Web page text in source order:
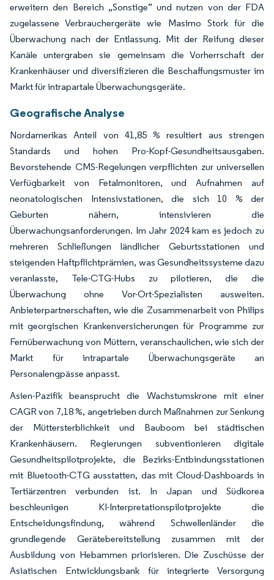
erweitern den Bereich „Sonstige” und nutzen von der FDA
zugelassene Verbrauchergeräte wie Masimo Stork für die
Überwachung nach der Entlassung. Mit der Reifung dieser
Kanäle untergraben sie gemeinsam die Vorherrschaft der
Krankenhäuser und diversifizieren die Beschaffungsmuster im
Markt für intrapartale Überwachungsgeräte.
Geografische Analyse
Nordamerikas Anteil von 41,85 % resultiert aus strengen
Standards und hohen Pro-Kopf-Gesundheitsausgaben.
Bevorstehende CMS-Regelungen verpflichten zur universellen
Verfügbarkeit von Fetalmonitoren, und Aufnahmen auf
neonatologischen Intensivstationen, die sich 10 % der
Geburten nähern, intensivieren die
Überwachungsanforderungen. Im Jahr 2024 kam es jedoch zu
mehreren Schließungen ländlicher Geburtsstationen und
steigenden Haftpflichtprämien, was Gesundheitssysteme dazu
veranlasste, Tele-CTG-Hubs zu pilotieren, die die
Überwachung ohne Vor-Ort-Spezialisten ausweiten.
Anbieterpartnerschaften, wie die Zusammenarbeit von Philips
mit georgischen Krankenversicherungen für Programme zur
Fernüberwachung von Müttern, veranschaulichen, wie sich der
Markt für intrapartale Überwachungsgeräte an
Personalengpässe anpasst.
Asien-Pazifik beansprucht die Wachstumskrone mit einer
CAGR von 7,18 %, angetrieben durch Maßnahmen zur Senkung
der Müttersterblichkeit und Bauboom bei städtischen
Krankenhäusern. Regierungen subventionieren digitale
Gesundheitspilotprojekte, die Bezirks-Entbindungsstationen
mit Bluetooth-CTG ausstatten, das mit Cloud-Dashboards in
Tertiärzentren verbunden ist. In Japan und Südkorea
beschleunigen KI-Interpretationspilotprojekte die
Entscheidungsfindung, während Schwellenländer die
grundlegende Gerätebereitstellung zusammen mit der
Ausbildung von Hebammen priorisieren. Die Zuschüsse der
Asiatischen Entwicklungsbank für integrierte Versorgung